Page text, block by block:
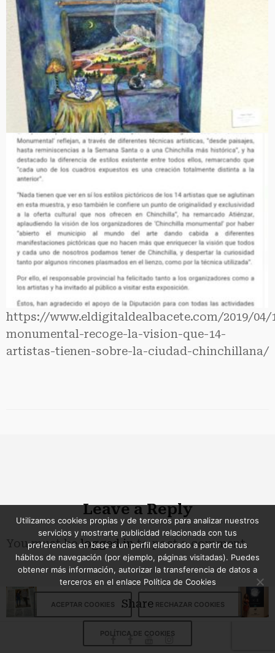
https://www.eldigitaldealbacete.com/2019/
monumental-recoge-la-vision-que-14-
artistas-tienen-sobre-la-ciudad-chinchillana/
Leave a Reply
You must belogged into post a comment.
Share
Utilizamos cookies propias y de terceros para analizar nuestros
servicios y mostrarte publicidad relacionada con tus
preferencias en base a un perfil elaborado a partir de tus
hábitos de navegación (por ejemplo, páginas visitadas). Puedes
obtener más información, autorizar la transferencia de datos a
terceros en el enlace Política de Cookies
ACEPTAR COOKIES RECHAZAR COOKIES
POLÍTICA DE COOKIES